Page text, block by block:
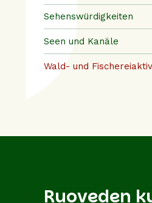
Sehenswürdigkeiten
Seen und Kanäle
Wald- und
Ruoveden